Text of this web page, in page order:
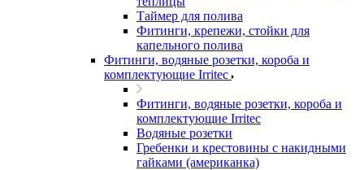
Таймер для полива
Фитинги, крепежи, стойки для
капельного полива
Фитинги, водяные розетки, короба и
комплектующие Irritec
Фитинги, водяные розетки, короба и
комплектующие Irritec
Водяные розетки
Гребенки и крестовины с накидными
гайками (американка)